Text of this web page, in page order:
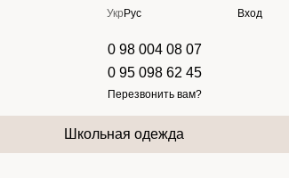
Укр Рус Вход
0 98 004 08 07
0 95 098 62 45
Перезвонить вам?
Школьная одежда